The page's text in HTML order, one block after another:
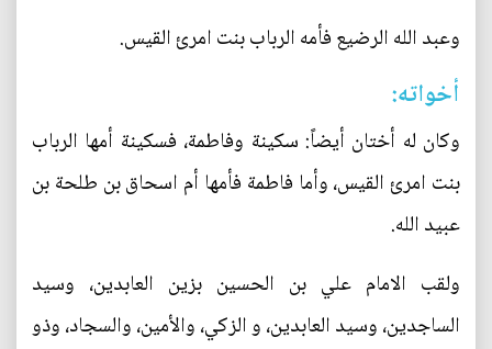
وعبد الله الرضيع فأمه الرباب بنت امرئ القيس.
أخواته:
وكان له أختان أيضاً: سكينة وفاطمة، فسكينة أمها الرباب
بنت امرئ القيس، وأما فاطمة فأمها أم اسحاق بن طلحة بن
عبيد الله.
ولقب الامام علي بن الحسين بزين العابدين، وسيد
الساجدين، وسيد العابدين، و الزكي، والأمين، والسجاد، وذو